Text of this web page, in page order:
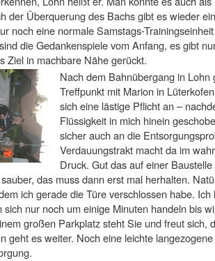
der Überquerung des Bachs gibt es wieder
noch eine normale Samstags-
die Gedankenspiele vom Anfang, es gibt
Ziel in machbare Nähe gerückt.
Nach dem Bahnübergang in
Treffpunkt mit Marion in
sich eine lästige Pflicht an –
Flüssigkeit in mich hinein
sicher auch an die
Verdauungstrakt macht da im
Druck. Gut das auf einer
das muss dann erst mal herhalten.
ich gerade die Türe verschlossen habe.
sich nur noch um einige Minuten handeln bis
großen Parkplatz steht Sie und freut sich,
geht es weiter. Noch eine leichte